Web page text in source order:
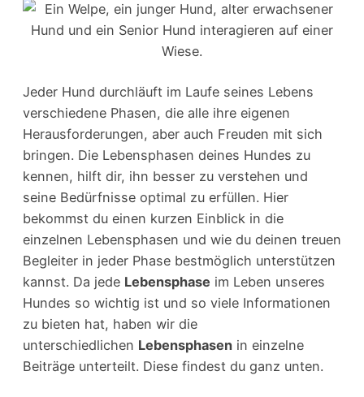
Jeder Hund durchläuft im Laufe seines Lebens
verschiedene Phasen, die alle ihre eigenen
Herausforderungen, aber auch Freuden mit sich
bringen. Die Lebensphasen deines Hundes zu
kennen, hilft dir, ihn besser zu verstehen und
seine Bedürfnisse optimal zu erfüllen. Hier
bekommst du einen kurzen Einblick in die
einzelnen Lebensphasen und wie du deinen treuen
Begleiter in jeder Phase bestmöglich unterstützen
kannst. Da jede Lebensphase im Leben unseres
Hundes so wichtig ist und so viele Informationen
zu bieten hat, haben wir die
unterschiedlichen Lebensphasen in einzelne
Beiträge unterteilt. Diese findest du ganz unten.